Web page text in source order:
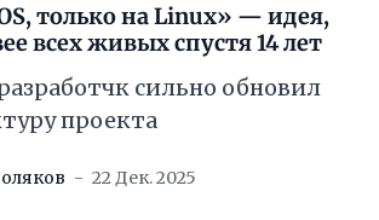
только на Linux» — идея,
всех живых спустя 14 лет
сильно обновил
проекта
22 Дек. 2025